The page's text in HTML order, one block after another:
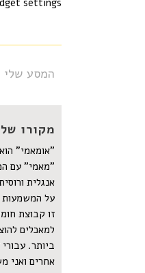
settings
המסע שלי
מקורו
"אומאמי"
"מאמי" עם
אנגלית
על המשמעות
זו קבוצת
למאכלים
ביותר.
אחרים ואני